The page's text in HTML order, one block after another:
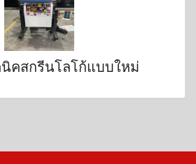
นิคสกรีนโลโก้แบบใหม่